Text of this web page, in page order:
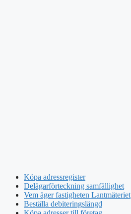
Köpa adressregister
Delägarförteckning samfällighet
Vem äger fastigheten Lantmäteriet
Beställa debiteringslängd